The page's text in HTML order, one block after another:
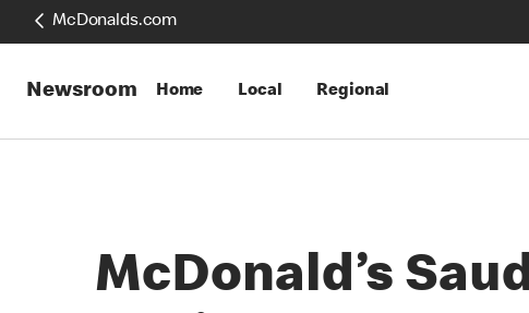
McDonalds.com
Newsroom Home Local Regional
McDonald’s